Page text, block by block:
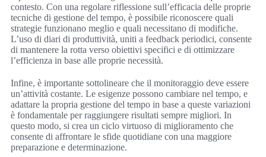
contesto. Con una regolare riflessione sull’efficacia delle proprie
tecniche di gestione del tempo, è possibile riconoscere quali
strategie funzionano meglio e quali necessitano di modifiche.
L’uso di diari di produttività, uniti a feedback periodici, consente
di mantenere la rotta verso obiettivi specifici e di ottimizzare
l’efficienza in base alle proprie necessità.
Infine, è importante sottolineare che il monitoraggio deve essere
un’attività costante. Le esigenze possono cambiare nel tempo, e
adattare la propria gestione del tempo in base a queste variazioni
è fondamentale per raggiungere risultati sempre migliori. In
questo modo, si crea un ciclo virtuoso di miglioramento che
consente di affrontare le sfide quotidiane con una maggiore
preparazione e determinazione.